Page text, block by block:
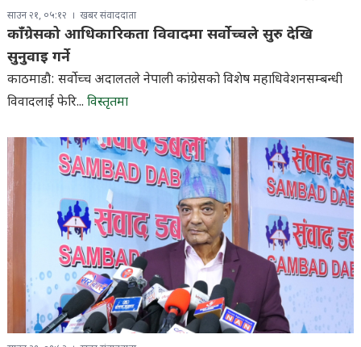
साउन २१, ०५:१२ खबर संवाददाता
काँग्रेसको आधिकारिकता विवादमा सर्वोच्चले सुरु देखि
सुनुवाइ गर्ने
काठमाडौ: सर्वोच्च अदालतले नेपाली कांग्रेसको विशेष महाधिवेशनसम्बन्धी
विवादलाई फेरि... विस्तृतमा